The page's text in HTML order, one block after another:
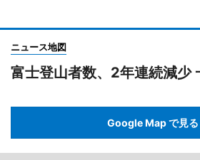
ニュース地図
富士登山者数、2年連続減少
Google Map で見る